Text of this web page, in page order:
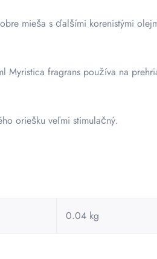
mieša s ďalšími korenistými
fragrans používa na
oriešku veľmi stimulačný.
0.04 kg